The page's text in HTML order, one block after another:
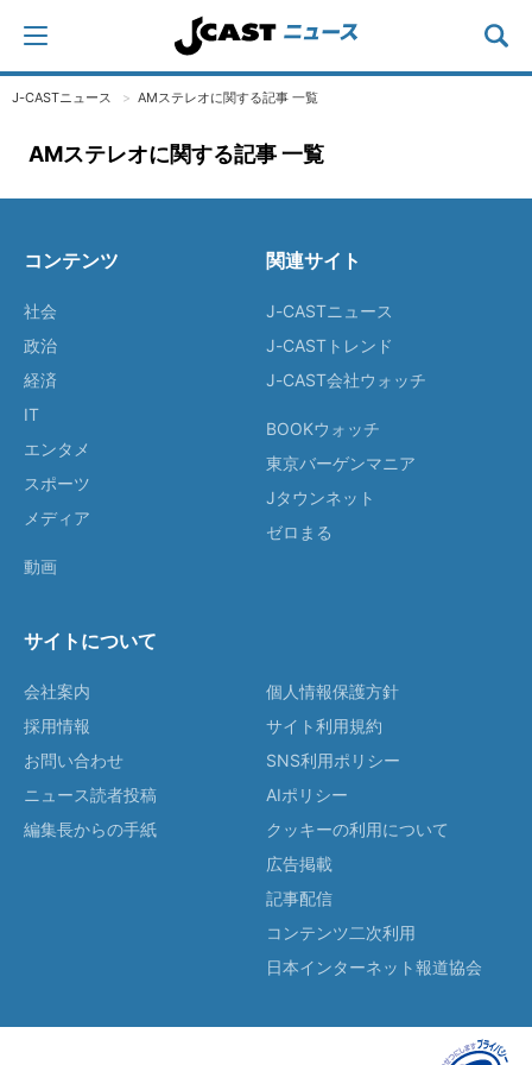
J-CASTニュース AMステレオに関する記事 一覧
AMステレオに関する記事 一覧
コンテンツ
社会
政治
経済
IT
エンタメ
スポーツ
メディア
動画
関連サイト
J-CASTニュース
J-CASTトレンド
J-CAST会社ウォッチ
BOOKウォッチ
東京バーゲンマニア
Jタウンネット
ゼロまる
サイトについて
会社案内
採用情報
お問い合わせ
ニュース読者投稿
編集長からの手紙
個人情報保護方針
サイト利用規約
SNS利用ポリシー
AIポリシー
クッキーの利用について
広告掲載
記事配信
コンテンツ二次利用
日本インターネット報道協会